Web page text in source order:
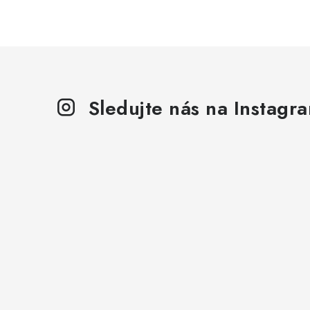
Sledujte nás na